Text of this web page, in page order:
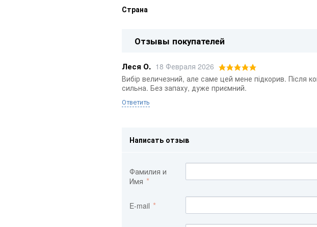
Страна
Отзывы покупателей
Леся О. 18 Февраля 2026
Вибір величезний, але саме цей мене підкорив. Після
сильна. Без запаху, дуже приємний.
Ответить
Написать отзыв
Фамилия и
Имя
E-mail